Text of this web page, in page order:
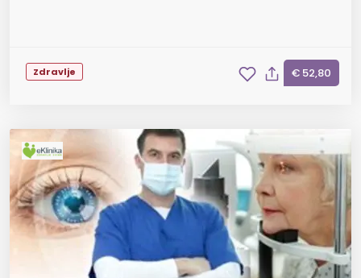
Zdravlje € 52,80